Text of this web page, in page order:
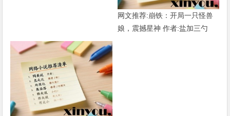
网文推荐:崩铁：开局一只怪兽
娘，震撼星神 作者:盐加三勺